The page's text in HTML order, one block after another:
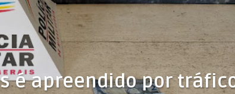
é apreendido por